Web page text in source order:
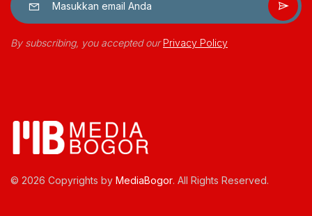
By subscribing, you accepted ourPrivacy Policy
© 2026 Copyrights by MediaBogor. All Rights Reserved.